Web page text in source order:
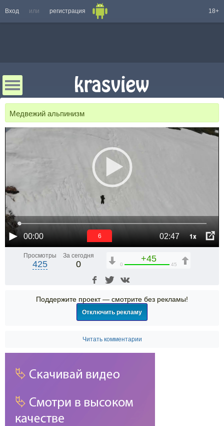
Вход или регистрация 18+
Медвежий альпинизм
00:00 02:47 1x
6
Просмотры
425
За сегодня
0
+45
0 45
Поддержите проект — смотрите без рекламы!
Отключить рекламу
Читать комментарии